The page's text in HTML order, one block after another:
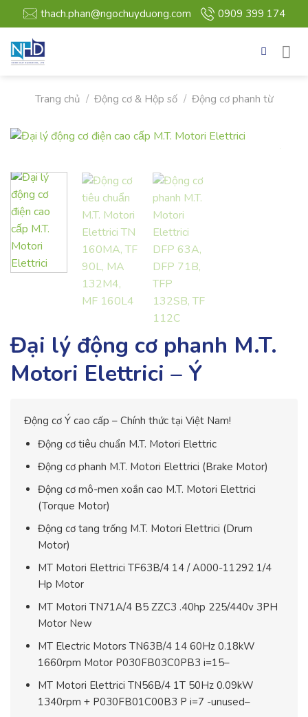
qua
nội
dung
thach.phan@ngochuyduong.com 0909 399 174
Trang chủ / Động cơ & Hộp số / Động cơ phanh từ
Đại lý động cơ phanh M.T.
Motori Elettrici – Ý
Động cơ Ý cao cấp – Chính thức tại Việt Nam!
Động cơ tiêu chuẩn M.T. Motori Elettric
Động cơ phanh M.T. Motori Elettrici (Brake Motor)
Động cơ mô-men xoắn cao M.T. Motori Elettrici
(Torque Motor)
Động cơ tang trống M.T. Motori Elettrici (Drum
Motor)
MT Motori Elettrici TF63B/4 14 / A000-11292 1/4
Hp Motor
MT Motori TN71A/4 B5 ZZC3 .40hp 225/440v 3PH
Motor New
MT Electric Motors TN63B/4 14 60Hz 0.18kW
1660rpm Motor P030FB03C0PB3 i=15–
MT Motori Elettrici TN56B/4 1T 50Hz 0.09kW
1340rpm + P030FB01C00B3 P i=7 -unused–